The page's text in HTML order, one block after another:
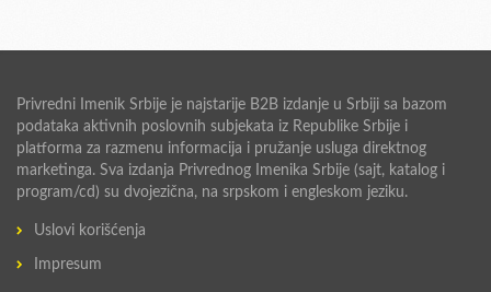
Privredni Imenik Srbije je najstarije B2B izdanje u Srbiji sa bazom
podataka aktivnih poslovnih subjekata iz Republike Srbije i
platforma za razmenu informacija i pružanje usluga direktnog
marketinga. Sva izdanja Privrednog Imenika Srbije (sajt, katalog i
program/cd) su dvojezična, na srpskom i engleskom jeziku.
Uslovi korišćenja
Impresum